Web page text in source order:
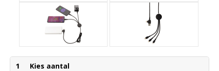
1 Kies aantal